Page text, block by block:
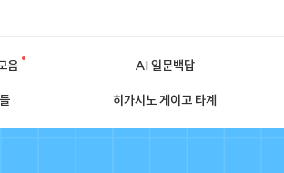
음 AI 일문백답
히가시노 게이고 타계